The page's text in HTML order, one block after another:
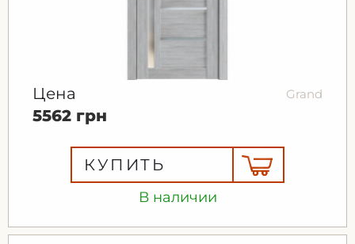
В наличии
Цена Grand
5562 грн
КУПИТЬ